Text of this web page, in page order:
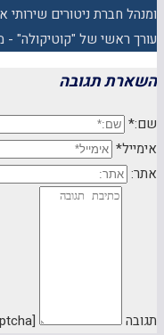
ומנהל חברת ניטורים
עורך ראשי של "קוטיקולה" -
השארת תגובה
שם:*
אימייל*
אתר:
תגובה [bws_google_captcha]